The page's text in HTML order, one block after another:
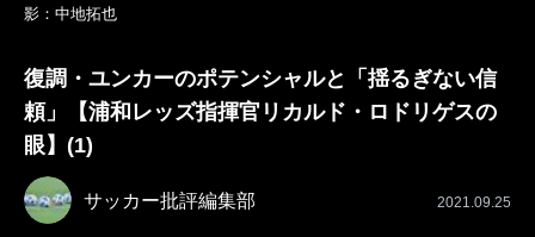
影：中地拓也
復調・ユンカーのポテンシャルと「揺るぎない信
頼」【浦和レッズ指揮官リカルド・ロドリゲスの
眼】(1)
サッカー批評編集部 2021.09.25